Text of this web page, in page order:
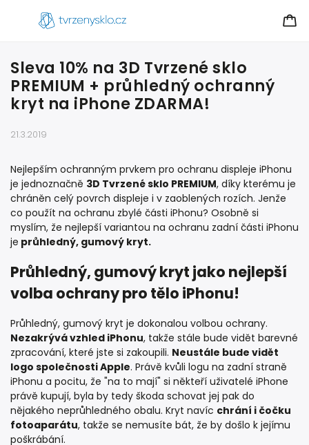
Sleva 10% na 3D Tvrzené sklo
PREMIUM + průhledný ochranný
kryt na iPhone ZDARMA!
21.3.2019
Nejlepším ochranným prvkem pro ochranu displeje iPhonu
je jednoznačně 3D Tvrzené sklo PREMIUM, díky kterému je
chráněn celý povrch displeje i v zaoblených rozích. Jenže
co použít na ochranu zbylé části iPhonu? Osobně si
myslím, že nejlepší variantou na ochranu zadní části iPhonu
je průhledný, gumový kryt.
Průhledný, gumový kryt jako nejlepší
volba ochrany pro tělo iPhonu!
Průhledný, gumový kryt je dokonalou volbou ochrany.
Nezakrývá vzhled iPhonu, takže stále bude vidět barevné
zpracování, které jste si zakoupili. Neustále bude vidět
logo společnosti Apple. Právě kvůli logu na zadní straně
iPhonu a pocitu, že "na to mají" si někteří uživatelé iPhone
právě kupují, byla by tedy škoda schovat jej pak do
nějakého neprůhledného obalu. Kryt navíc chrání i čočku
fotoaparátu, takže se nemusíte bát, že by došlo k jejímu
poškrábání.